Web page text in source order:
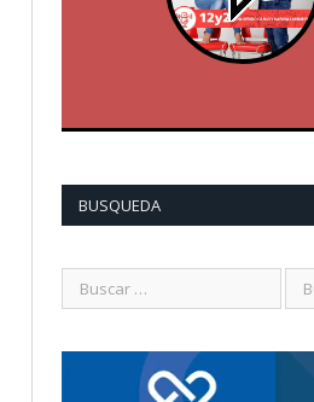
BUSQUEDA